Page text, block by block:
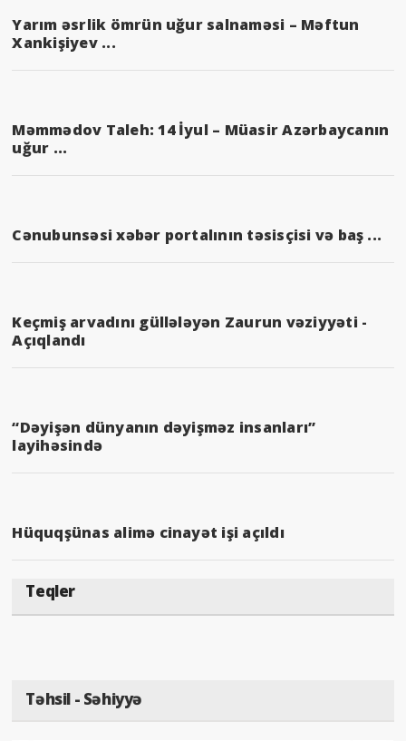
Yarım əsrlik ömrün uğur salnaməsi – Məftun
Xankişiyev ...
Məmmədov Taleh: 14 İyul – Müasir Azərbaycanın
uğur ...
Cənubunsəsi xəbər portalının təsisçisi və baş ...
Keçmiş arvadını güllələyən Zaurun vəziyyəti -
Açıqlandı
“Dəyişən dünyanın dəyişməz insanları”
layihəsində
Hüquqşünas alimə cinayət işi açıldı
Teqler
Təhsil - Səhiyyə